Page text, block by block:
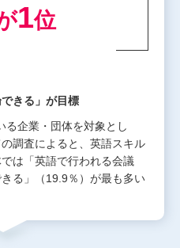
1位
できる」が目標
る企業・団体を対象とし
調査によると、英語スキル
は「英語で行われる会議
る」（19.9％）が最も多い